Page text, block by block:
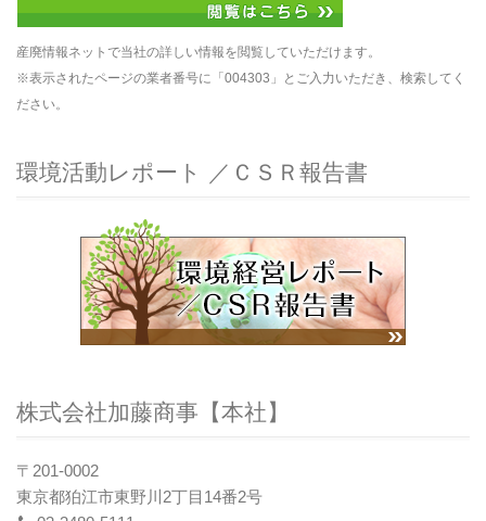
産廃情報ネットで当社の詳しい情報を閲覧していただけます。
※表示されたページの業者番号に「004303」とご入力いただき、検索してく
ださい。
環境活動レポート ／ＣＳＲ報告書
株式会社加藤商事【本社】
〒201-0002
東京都狛江市東野川2丁目14番2号